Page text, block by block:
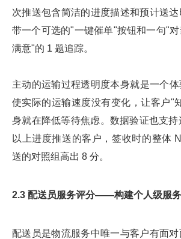
次推送包含简洁的进度描述和预计送
带一个可选的"一键催单"按钮和一句"
满意"的 1 题追踪。
主动的运输过程透明度本身就是一个
使实际的运输速度没有变化，让客户"
身就在降低等待焦虑。数据验证也支
以上进度推送的客户，签收时的整体
送的对照组高出 8 分。
2.3 配送员服务评分——构建个人级服
配送员是物流服务中唯一与客户有面